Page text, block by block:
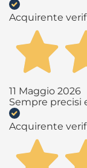
Acquirente
11 Maggio 2026
Sempre precisi
Acquirente